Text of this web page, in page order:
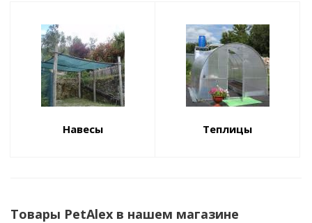
Навесы Теплицы
Товары PetAlex в нашем магазине